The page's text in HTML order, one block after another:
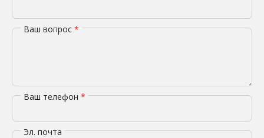
Ваш вопрос *
Ваш телефон *
Эл. почта